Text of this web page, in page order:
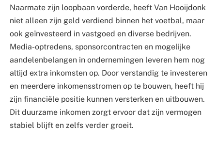
Naarmate zijn loopbaan vorderde, heeft Van Hooijdonk
niet alleen zijn geld verdiend binnen het voetbal, maar
ook geïnvesteerd in vastgoed en diverse bedrijven.
Media-optredens, sponsorcontracten en mogelijke
aandelenbelangen in ondernemingen leveren hem nog
altijd extra inkomsten op. Door verstandig te investeren
en meerdere inkomensstromen op te bouwen, heeft hij
zijn financiële positie kunnen versterken en uitbouwen.
Dit duurzame inkomen zorgt ervoor dat zijn vermogen
stabiel blijft en zelfs verder groeit.